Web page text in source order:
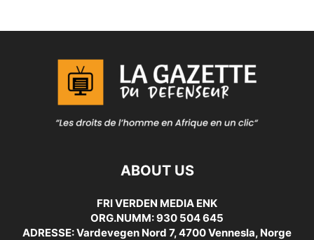
ABOUT US
FRI VERDEN MEDIA ENK
ORG.NUMM: 930 504 645
ADRESSE: Vardevegen Nord 7, 4700 Vennesla, Norge